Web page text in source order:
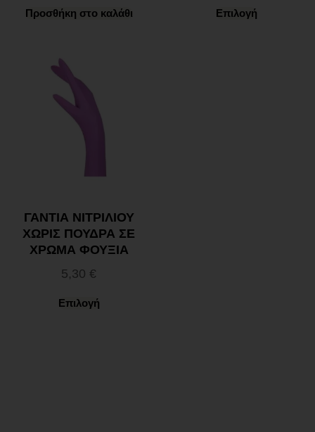
Προσθήκη στο καλάθι Επιλογή
ΓΑΝΤΙΑ ΝΙΤΡΙΛΙΟΥ
ΧΩΡΙΣ ΠΟΥΔΡΑ ΣΕ
ΧΡΩΜΑ ΦΟΥΞΙΑ
5,30 €
Επιλογή